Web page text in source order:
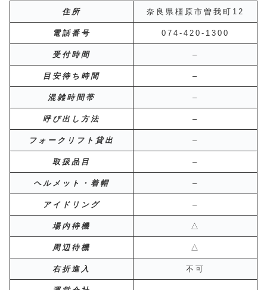
住所 奈良県橿原市曽我町12
電話番号 074-420-1300
受付時間 –
目安待ち時間 –
混雑時間帯 –
呼び出し方法 –
フォークリフト貸出 –
取扱品目 –
ヘルメット・着帽 –
アイドリング –
場内待機 △
周辺待機 △
右折進入 不可